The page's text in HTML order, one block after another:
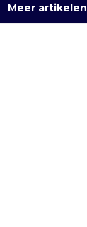
Meer artikelen